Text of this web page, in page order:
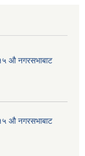
‍‍‍औ नगरसभाबाट
‍‍‍औ नगरसभाबाट